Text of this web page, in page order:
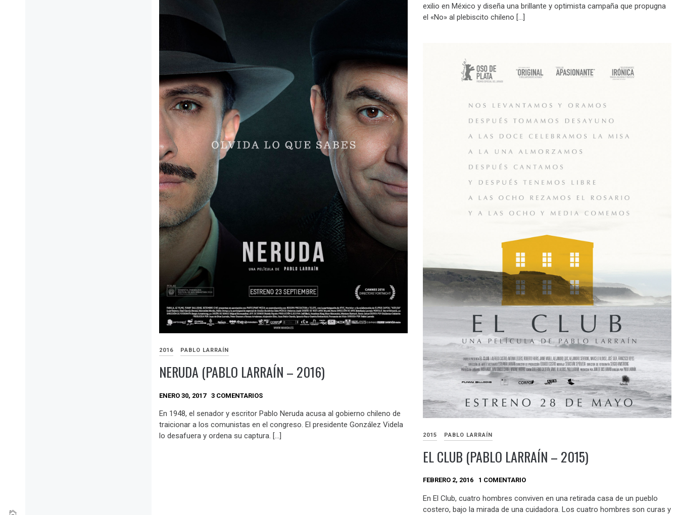
exilio en México y diseña una brillante y optimista campaña que propugna
el «No» al plebiscito chileno […]
2016 PABLO LARRAÍN
NERUDA (PABLO LARRAÍN – 2016)
ENERO 30, 2017 3 COMENTARIOS
En 1948, el senador y escritor Pablo Neruda acusa al gobierno chileno de
traicionar a los comunistas en el congreso. El presidente González Videla
lo desafuera y ordena su captura. […]
2015 PABLO LARRAÍN
EL CLUB (PABLO LARRAÍN – 2015)
FEBRERO 2, 2016 1 COMENTARIO
En El Club, cuatro hombres conviven en una retirada casa de un pueblo
costero, bajo la mirada de una cuidadora. Los cuatro hombres son curas y